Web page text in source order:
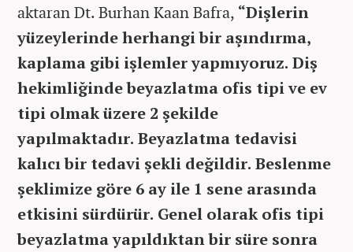
aktaran Dt. Burhan Kaan Bafra, “Dişlerin
yüzeylerinde herhangi bir aşındırma,
kaplama gibi işlemler yapmıyoruz. Diş
hekimliğinde beyazlatma ofis tipi ve ev
tipi olmak üzere 2 şekilde
yapılmaktadır. Beyazlatma tedavisi
kalıcı bir tedavi şekli değildir. Beslenme
şeklimize göre 6 ay ile 1 sene arasında
etkisini sürdürür. Genel olarak ofis tipi
beyazlatma yapıldıktan bir süre sonra